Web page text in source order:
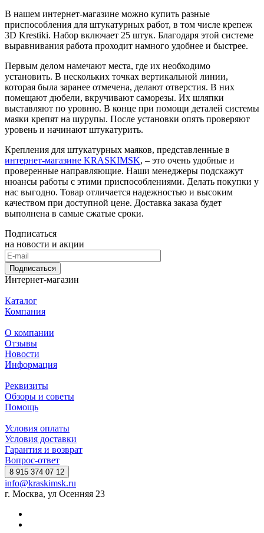
В нашем интернет-магазине можно купить разные
приспособления для штукатурных работ, в том числе крепеж
3D Krestiki. Набор включает 25 штук. Благодаря этой системе
выравнивания работа проходит намного удобнее и быстрее.
Первым делом намечают места, где их необходимо
установить. В нескольких точках вертикальной линии,
которая была заранее отмечена, делают отверстия. В них
помещают дюбели, вкручивают саморезы. Их шляпки
выставляют по уровню. В конце при помощи деталей системы
маяки крепят на шурупы. После установки опять проверяют
уровень и начинают штукатурить.
Крепления для штукатурных маяков, представленные в
интернет-магазине KRASKIMSK, – это очень удобные и
проверенные направляющие. Наши менеджеры подскажут
нюансы работы с этими приспособлениями. Делать покупки у
нас выгодно. Товар отличается надежностью и высоким
качеством при доступной цене. Доставка заказа будет
выполнена в самые сжатые сроки.
Подписаться
на новости и акции
Подписаться
Интернет-магазин
Каталог
Компания
О компании
Отзывы
Новости
Информация
Реквизиты
Обзоры и советы
Помощь
Условия оплаты
Условия доставки
Гарантия и возврат
Вопрос-ответ
8 915 374 07 12
info@kraskimsk.ru
г. Москва, ул Осенняя 23